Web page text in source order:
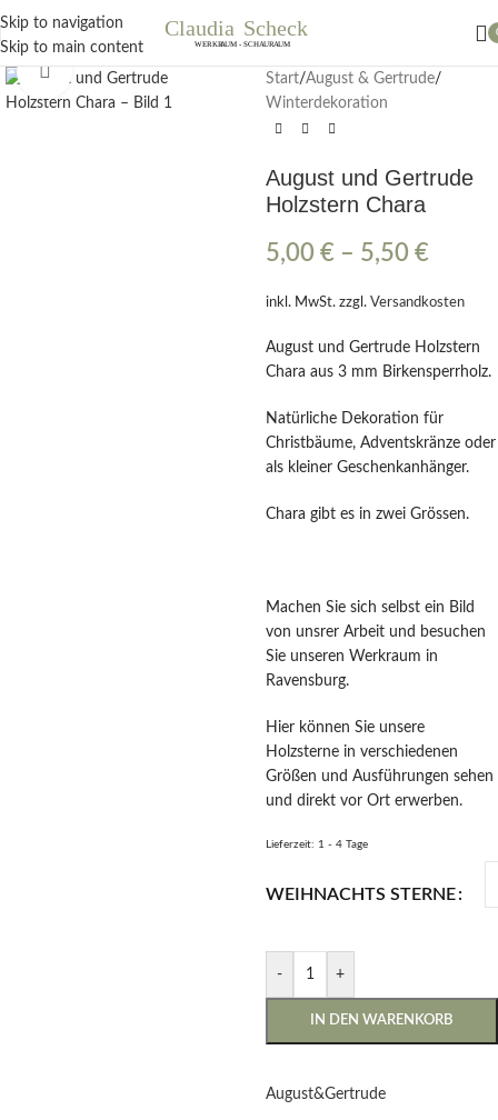
Skip to navigation
Skip to main content
Nächster Workshop Papierblumen, Sonntag 19. Juli / 11 Uhr
Klick zum Vergrößern
Start/August & Gertrude/
Winterdekoration
August und Gertrude
Holzstern Chara
5,00 € – 5,50 €
inkl. MwSt. zzgl. Versandkosten
August und Gertrude Holzstern
Chara aus 3 mm Birkensperrholz.
Natürliche Dekoration für
Christbäume, Adventskränze oder
als kleiner Geschenkanhänger.
Chara gibt es in zwei Grössen.
Machen Sie sich selbst ein Bild
von unsrer Arbeit und besuchen
Sie unseren Werkraum in
Ravensburg.
Hier können Sie unsere
Holzsterne in verschiedenen
Größen und Ausführungen sehen
und direkt vor Ort erwerben.
Lieferzeit: 1 - 4 Tage
WEIHNACHTS STERNE
- +
IN DEN WARENKORB
August&Gertrude